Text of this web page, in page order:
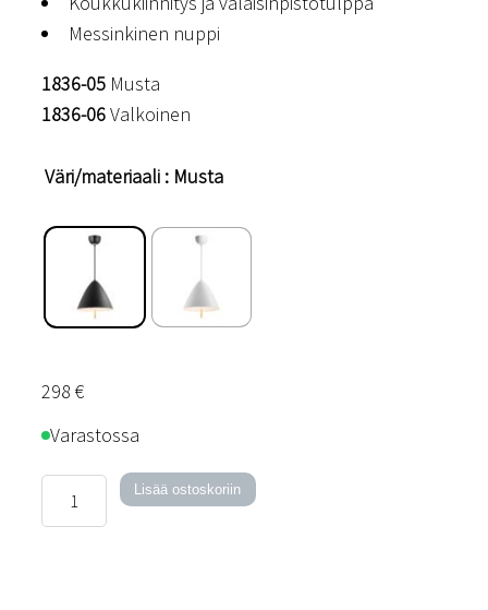
Messinkinen nuppi
1836-05 Musta
1836-06Valkoinen
Väri/materiaali : Musta
298 €
Varastossa
kattovalaisin
Lisää ostoskoriin